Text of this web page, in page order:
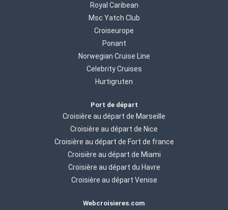
Royal Caribean
Msc Yatch Club
Croiseurope
Ponant
Norwegian Cruise Line
Celebrity Cruises
Hurtigruten
Port de départ
Croisière au départ de Marseille
Croisière au départ de Nice
Croisière au départ de Fort de france
Croisière au départ de Miami
Croisière au départ du Havre
Croisière au départ Venise
Webcroisieres.com